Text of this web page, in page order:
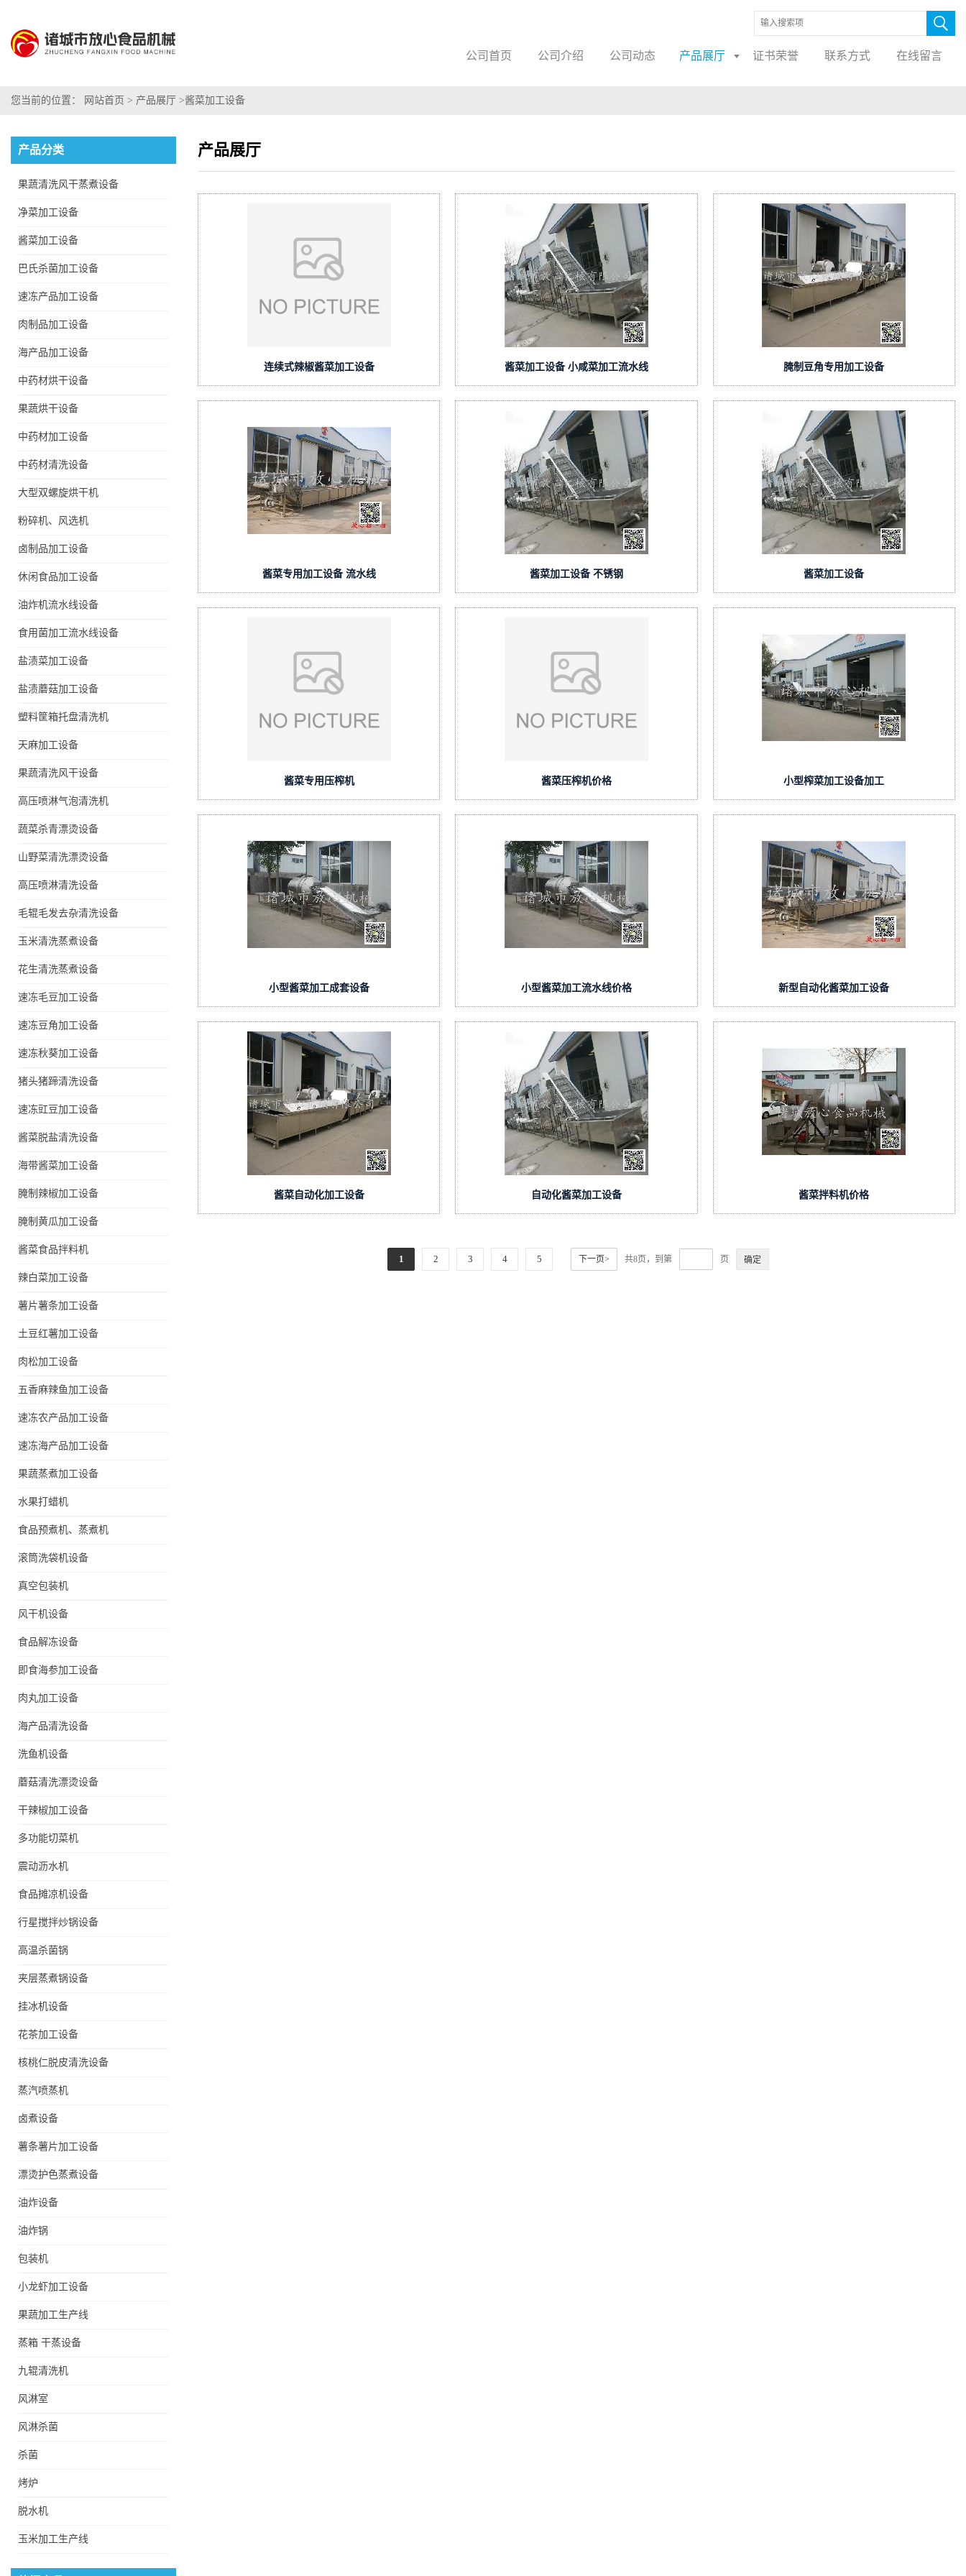
公司首页 公司介绍 公司动态 产品展厅 证书荣誉 联系方式 在线留言
您当前的位置： 网站首页 > 产品展厅 >酱菜加工设备
产品分类
果蔬清洗风干蒸煮设备
净菜加工设备
酱菜加工设备
巴氏杀菌加工设备
速冻产品加工设备
肉制品加工设备
海产品加工设备
中药材烘干设备
果蔬烘干设备
中药材加工设备
中药材清洗设备
大型双螺旋烘干机
粉碎机、风选机
卤制品加工设备
休闲食品加工设备
油炸机流水线设备
食用菌加工流水线设备
盐渍菜加工设备
盐渍蘑菇加工设备
塑料筐箱托盘清洗机
天麻加工设备
果蔬清洗风干设备
高压喷淋气泡清洗机
蔬菜杀青漂烫设备
山野菜清洗漂烫设备
高压喷淋清洗设备
毛辊毛发去杂清洗设备
玉米清洗蒸煮设备
花生清洗蒸煮设备
速冻毛豆加工设备
速冻豆角加工设备
速冻秋葵加工设备
猪头猪蹄清洗设备
速冻豇豆加工设备
酱菜脱盐清洗设备
海带酱菜加工设备
腌制辣椒加工设备
腌制黄瓜加工设备
酱菜食品拌料机
辣白菜加工设备
薯片薯条加工设备
土豆红薯加工设备
肉松加工设备
五香麻辣鱼加工设备
速冻农产品加工设备
速冻海产品加工设备
果蔬蒸煮加工设备
水果打蜡机
食品预煮机、蒸煮机
滚筒洗袋机设备
真空包装机
风干机设备
食品解冻设备
即食海参加工设备
肉丸加工设备
海产品清洗设备
洗鱼机设备
蘑菇清洗漂烫设备
干辣椒加工设备
多功能切菜机
震动沥水机
食品摊凉机设备
行星搅拌炒锅设备
高温杀菌锅
夹层蒸煮锅设备
挂冰机设备
花茶加工设备
核桃仁脱皮清洗设备
蒸汽喷蒸机
卤煮设备
薯条薯片加工设备
漂烫护色蒸煮设备
油炸设备
油炸锅
包装机
小龙虾加工设备
果蔬加工生产线
蒸箱 干蒸设备
九辊清洗机
风淋室
风淋杀菌
杀菌
烤炉
脱水机
玉米加工生产线
低温酸梅汤巴氏杀菌冷却
产品展厅
连续式辣椒酱菜加工设备 酱菜加工设备 小咸菜加工流水线 腌制豆角专用加工设备
酱菜专用加工设备 流水线 酱菜加工设备 不锈钢 酱菜加工设备
酱菜专用压榨机 酱菜压榨机价格 小型榨菜加工设备加工
小型酱菜加工成套设备 小型酱菜加工流水线价格 新型自动化酱菜加工设备
酱菜自动化加工设备 自动化酱菜加工设备 酱菜拌料机价格
1 2 3 4 5 下一页> 共8页，到第 页